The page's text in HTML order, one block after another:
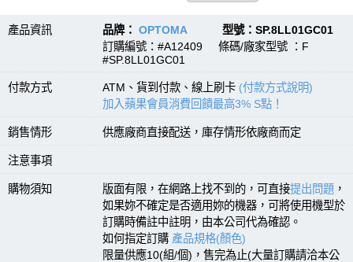
產品資訊 品牌： OPTOMA 型號：SP.8LL01GC01
訂購編號：#A12409 條碼/廠家型號 ：F
#SP.8LL01GC01
付款方式 ATM、貨到付款、線上刷卡 (付款方式說明)
加入蘋果會員消費回饋最高3% S點！
銷售情形 供應廠商直接配送，庫存情形依廠商而定
注意事項
購物須知 版面有限，在網路上找不到的，可直接提出問題 ，
如果妳不確定是否適用妳的機器，可將使用機型於
訂購時備註中註明，由本公司代為確認。
如何指定訂購 產品規格(顏色)
限量供應10(組/個)，售完為止(大量訂購請洽本公